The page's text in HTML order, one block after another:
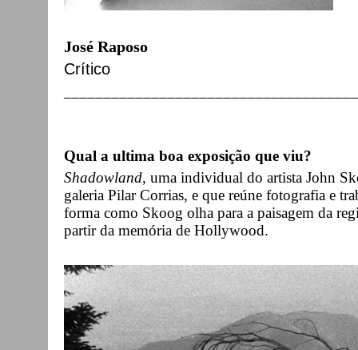
José Raposo
Crítico
Qual a ultima boa exposição que viu?
Shadowland, uma individual do artista John
galeria Pilar Corrias, e que reúne fotografia e
forma como Skoog olha para a paisagem da
partir da memória de Hollywood.